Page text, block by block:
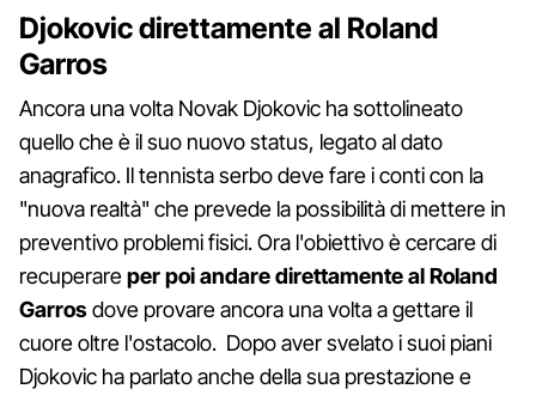
Djokovic direttamente al Roland
Garros
Ancora una volta Novak Djokovic ha sottolineato
quello che è il suo nuovo status, legato al dato
anagrafico. Il tennista serbo deve fare i conti con la
"nuova realtà" che prevede la possibilità di mettere in
preventivo problemi fisici. Ora l'obiettivo è cercare di
recuperareper poi andare direttamente al Roland
Garrosdove provare ancora una volta a gettare il
cuore oltre l'ostacolo. Dopo aver svelato i suoi piani
Djokovic ha parlato anche della sua prestazione e